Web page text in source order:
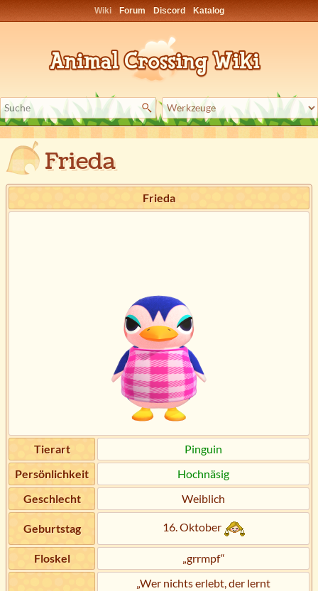
Wiki Forum Discord Katalog
Frieda
Frieda
Tierart
Pinguin
Persönlichkeit
Hochnäsig
Geschlecht
Weiblich
Geburtstag 16. Oktober
Floskel „grrmpf“
„Wer nichts erlebt, der lernt